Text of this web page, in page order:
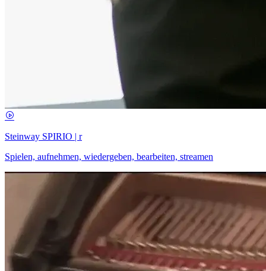
Steinway SPIRIO | r
Spielen, aufnehmen, wiedergeben, bearbeiten, streamen